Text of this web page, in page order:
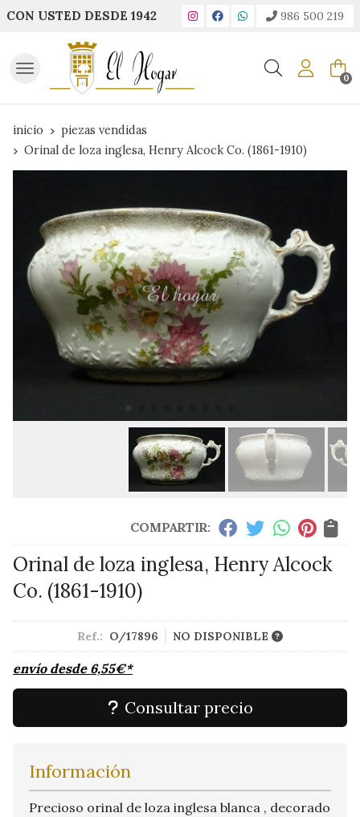
CON USTED DESDE 1942 986 500 219
Buscar 0
inicio
piezas vendidas
Orinal de loza inglesa, Henry Alcock Co. (1861-1910)
COMPARTIR:
Orinal de loza inglesa, Henry Alcock
Co. (1861-1910)
Ref.: O/17896 NO DISPONIBLE
envío desde 6,55€*
Consultar precio
Información
Precioso orinal de loza inglesa blanca , decorado